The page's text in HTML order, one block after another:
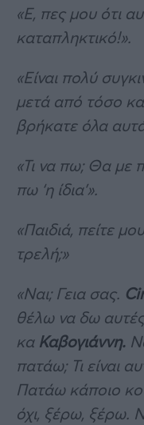
«Ε, πες μου ότι
καταπληκτικό!».
«Είναι πολύ
μετά από τόσο
βρήκατε όλα
«Τι να πω; Θα με
πω ‘η ίδια’».
«Παιδιά, πείτε
τρελή;»
«Ναι; Γεια σας.
θέλω να δω αυτές
κα Καβογιάννη.
πατάω; Τι είναι
Πατάω κάποιο
όχι, ξέρω, ξέρω.